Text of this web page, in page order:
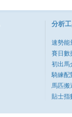
分析
速勢能
賽日數
初出馬
騎練配
馬匹搬
貼士指